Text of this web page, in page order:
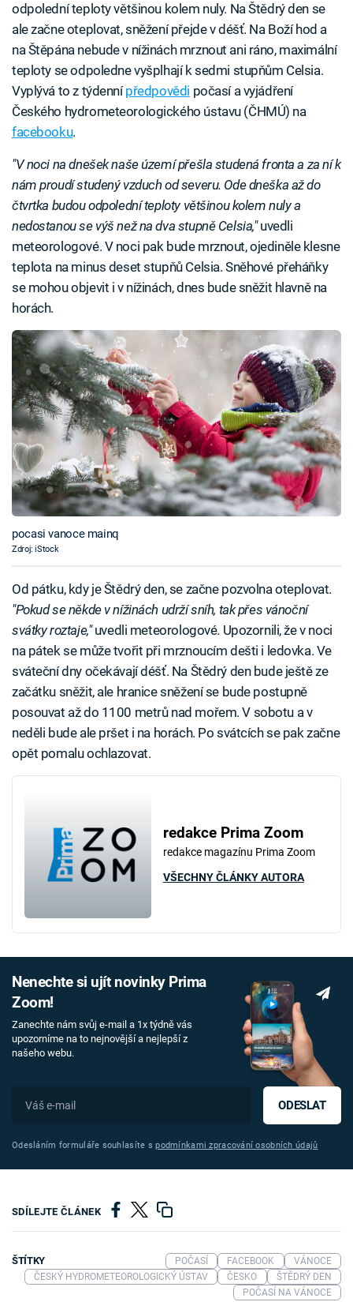
odpolední teploty většinou kolem nuly. Na Štědrý den se
ale začne oteplovat, sněžení přejde v déšť. Na Boží hod a
na Štěpána nebude v nížinách mrznout ani ráno, maximální
teploty se odpoledne vyšplhají k sedmi stupňům Celsia.
Vyplývá to z týdennípředpovědi počasí a vyjádření
Českého hydrometeorologického ústavu (ČHMÚ) na
facebooku.
"V noci na dnešek naše území přešla studená fronta a za ní k
nám proudí studený vzduch od severu. Ode dneška až do
čtvrtka budou odpolední teploty většinou kolem nuly a
nedostanou se výš než na dva stupně Celsia,"uvedli
meteorologové. V noci pak bude mrznout, ojediněle klesne
teplota na minus deset stupňů Celsia. Sněhové přeháňky
se mohou objevit i v nížinách, dnes bude sněžit hlavně na
horách.
pocasi vanoce mainq
Zdroj: iStock
Od pátku, kdy je Štědrý den, se začne pozvolna oteplovat.
"Pokud se někde v nížinách udrží sníh, tak přes vánoční
svátky roztaje,"uvedli meteorologové. Upozornili, že v noci
na pátek se může tvořit při mrznoucím dešti i ledovka. Ve
sváteční dny očekávají déšť. Na Štědrý den bude ještě ze
začátku sněžit, ale hranice sněžení se bude postupně
posouvat až do 1100 metrů nad mořem. V sobotu a v
neděli bude ale pršet i na horách. Po svátcích se pak začne
opět pomalu ochlazovat.
redakce Prima Zoom
redakce magazínu Prima Zoom
VŠECHNY ČLÁNKY AUTORA
Nenechte si ujít novinky Prima
Zoom!
Zanechte nám svůj e-mail a 1x týdně vás
upozorníme na to nejnovější a nejlepší z
našeho webu.
ODESLAT
Odesláním formuláře souhlasíte spodmínkami zpracování osobních údajů
SDÍLEJTE ČLÁNEK
ŠTÍTKY POČASÍ FACEBOOK
VÁNOCE
ČESKÝ HYDROMETEOROLOGICKÝ ÚSTAV
ČESKO
ŠTĚDRÝ DEN
POČASÍ NA VÁNOCE